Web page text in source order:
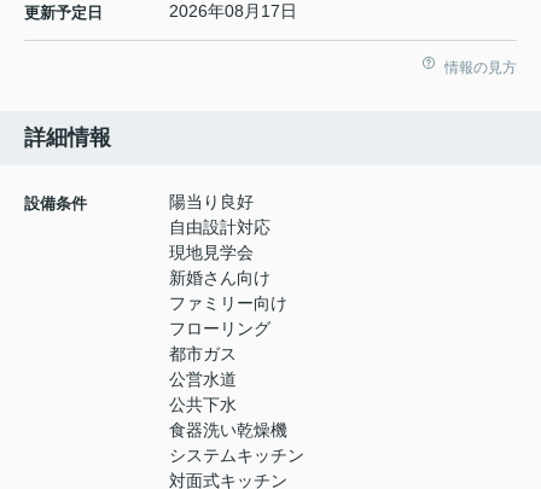
更新予定日 2026年08月17日
情報の見方
詳細情報
設備条件
陽当り良好
自由設計対応
現地見学会
新婚さん向け
ファミリー向け
フローリング
都市ガス
公営水道
公共下水
食器洗い乾燥機
システムキッチン
対面式キッチン